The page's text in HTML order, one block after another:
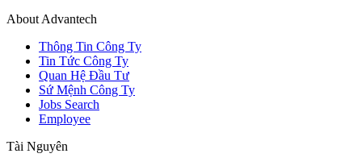
About Advantech
Thông Tin Công Ty
Tin Tức Công Ty
Quan Hệ Đầu Tư
Sứ Mệnh Công Ty
Jobs Search
Employee
Tài Nguyên